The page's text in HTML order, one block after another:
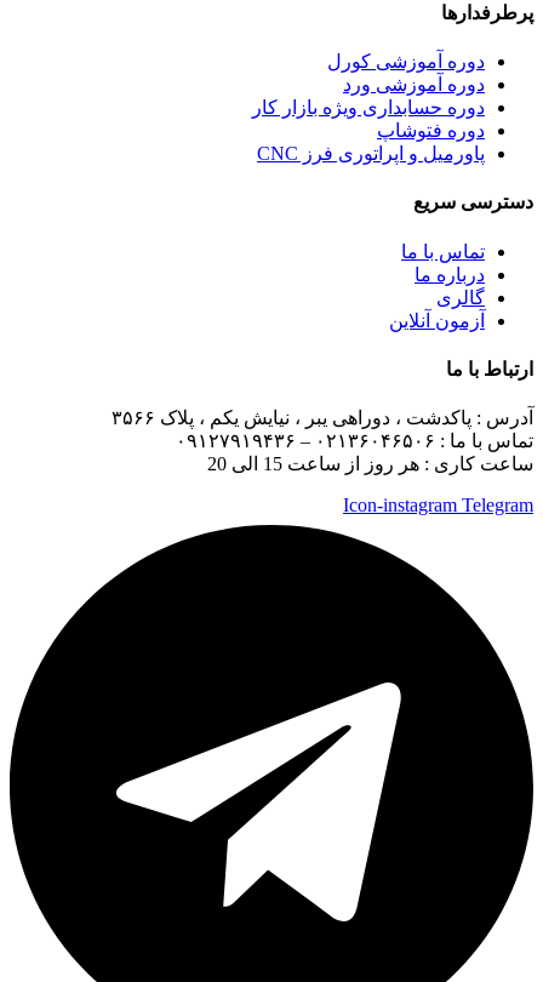
پرطرفدارها
دوره آموزشی کورل
دوره آموزشی ورد
دوره حسابداری ویژه بازار کار
دوره فتوشاپ
پاورمیل و اپراتوری فرز CNC
دسترسی سریع
تماس با ما
درباره ما
گالری
آزمون آنلاین
ارتباط با ما
آدرس : پاکدشت ، دوراهی یبر ، نیایش یکم ، پلاک ۳۵۶۶
تماس با ما :
ساعت کاری : هر روز از ساعت 15 الی 20
Icon-instagram Telegram